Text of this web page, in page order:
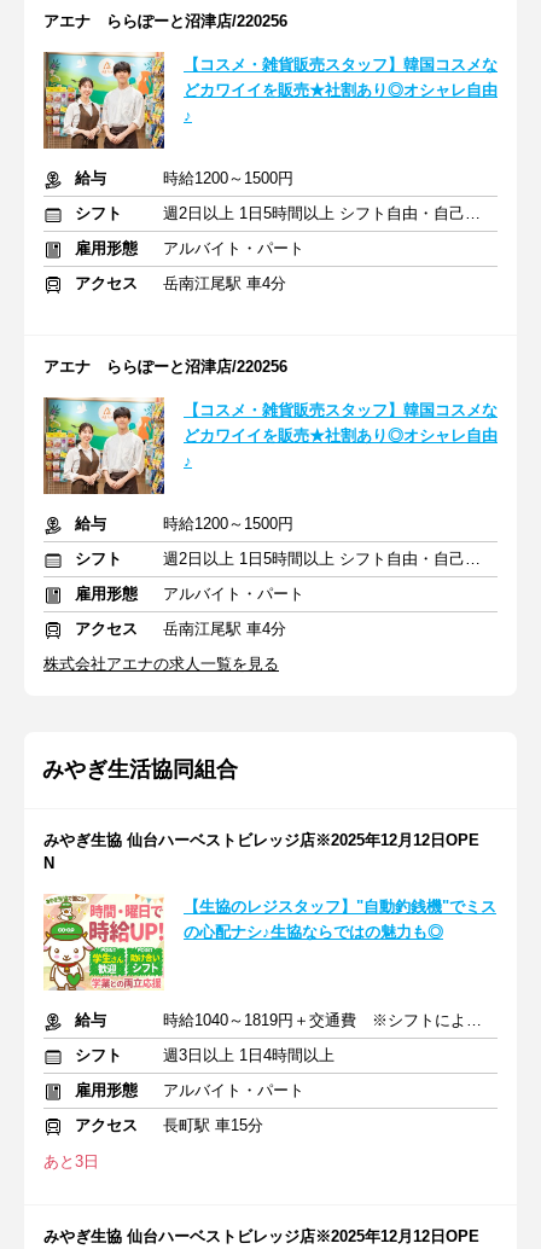
アエナ ららぽーと沼津店/220256
【コスメ・雑貨販売スタッフ】韓国コスメな
どカワイイを販売★社割あり◎オシャレ自由
♪
給与
時給1200～1500円
シフト
週2日以上 1日5時間以上 シフト自由・自己申告
雇用形態
アルバイト・パート
アクセス
岳南江尾駅 車4分
アエナ ららぽーと沼津店/220256
【コスメ・雑貨販売スタッフ】韓国コスメな
どカワイイを販売★社割あり◎オシャレ自由
♪
給与
時給1200～1500円
シフト
週2日以上 1日5時間以上 シフト自由・自己申告
雇用形態
アルバイト・パート
アクセス
岳南江尾駅 車4分
株式会社アエナの求人一覧を見る
みやぎ生活協同組合
みやぎ生協 仙台ハーベストビレッジ店※2025年12月12日OPE
N
【生協のレジスタッフ】"自動釣銭機"でミス
の心配ナシ♪生協ならではの魅力も◎
給与
時給1040～1819円＋交通費 ※シフトにより時給変動あり
シフト
週3日以上 1日4時間以上
雇用形態
アルバイト・パート
アクセス
長町駅 車15分
あと3日
みやぎ生協 仙台ハーベストビレッジ店※2025年12月12日OPE